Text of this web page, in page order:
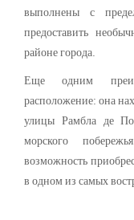
выполнены с
предоставить
районе города.
Еще одним
расположение: она
улицы Рамбла де
морского
возможность
в одном из самых